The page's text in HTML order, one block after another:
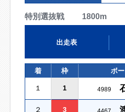
特別選抜戦 1800m
出走表
着 枠 ボ
１ 1 4989
２ 3